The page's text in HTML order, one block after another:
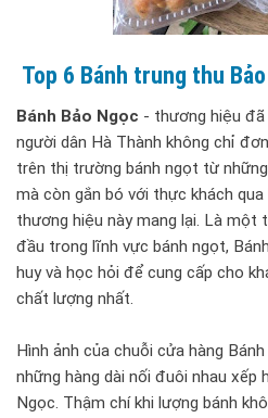
Top 6 Bánh trung thu
Bánh Bảo Ngọc - thương hiệu đã
người dân Hà Thành không chỉ
trên thị trường bánh ngọt từ
mà còn gắn bó với thực khách
thương hiệu này mang lại. Là một
đầu trong lĩnh vực bánh ngọt,
huy và học hỏi để cung cấp cho
chất lượng nhất.
Hình ảnh của chuỗi cửa hàng
những hàng dài nối đuôi nhau xếp
Ngọc. Thậm chí khi lượng bánh